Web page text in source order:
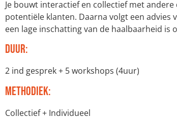
Je bouwt interactief en collectief met
potentiële klanten. Daarna volgt een advies
een lage inschatting van de haalbaarheid is
Duur:
2 ind gesprek + 5 workshops (4uur)
Methodiek:
Collectief + Individueel